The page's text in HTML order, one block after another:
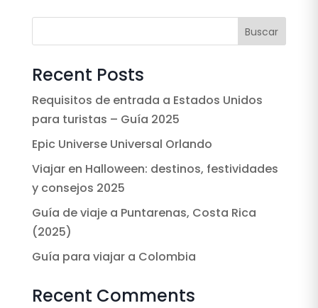
Buscar
Recent Posts
Requisitos de entrada a Estados Unidos
para turistas – Guía 2025
Epic Universe Universal Orlando
Viajar en Halloween: destinos, festividades
y consejos 2025
Guía de viaje a Puntarenas, Costa Rica
(2025)
Guía para viajar a Colombia
Recent Comments